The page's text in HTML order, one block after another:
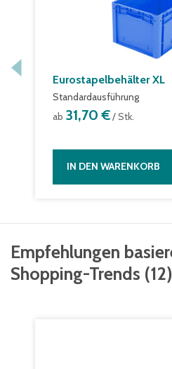
Eurostapelbehälter XL
Standardausführung
ab 31,70 €/ Stk.
IN DEN WARENKORB
Empfehlungen
Shopping-Trends (12)